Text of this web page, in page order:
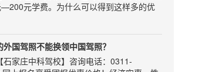
使用时间大约在15分钟左右。 到达目的地
剩余续航里程为128km，车辆实际行驶的
公里，车辆总里程显示398km。通过计算，
脑显示的续航里程减少了51km。车辆实际
为37.6km，两者之间相差13.4公里。 随后
续航里程的测试，起点为长阳首创奥特莱
推出了以自学直考为主的驾考改革措施。
员里面炸开了锅，不管是已经报名的学员
名的学员，心里都开始小小的盘算起来。
学直考，网上媒体众说纷纭，许多媒体片面
离驾校，自己参加考试；但实际情况是什么
都不清楚。2居住证改革导致招生难最近，
生活中的益友。所以初次学车，我们应该
要点。尊重初见教练员应该穿戴整齐，给
一个精明干练的印象。而且整齐的着装为你
也表明你足够对教练员尊重。在刚开始学车
话和行为举止都应该保持礼貌，像对待老师
的教练。虽然教练员做的是服务行业，但是
元学费。为什么可以得到这样多的优
站作为地方性的学车报名行业网站长期与全
合作关系，形成一个组团报名的形式，驾校
们最大的促销价格，所以相比单人普通报名
的优惠。可以说在7座大型SUV里面，传
外国驾照不能换领中国驾照？
石家庄中科驾校】咨询电话：0311-